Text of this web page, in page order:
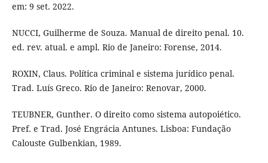
em: 9 set. 2022.
NUCCI, Guilherme de Souza. Manual de direito penal. 10.
ed. rev. atual. e ampl. Rio de Janeiro: Forense, 2014.
ROXIN, Claus. Política criminal e sistema jurídico penal.
Trad. Luís Greco. Rio de Janeiro: Renovar, 2000.
TEUBNER, Gunther. O direito como sistema autopoiético.
Pref. e Trad. José Engrácia Antunes. Lisboa: Fundação
Calouste Gulbenkian, 1989.